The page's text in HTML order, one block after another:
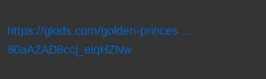
https://gkids.com/golden-princes ...
80aA2AD8ccj_eiqHZNw